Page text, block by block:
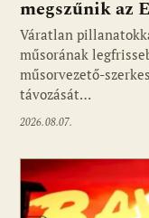
Fotó: media1.hu
megszűnik az
Váratlan
műsorának
műsorvezető-
távozását…
2026.08.07.